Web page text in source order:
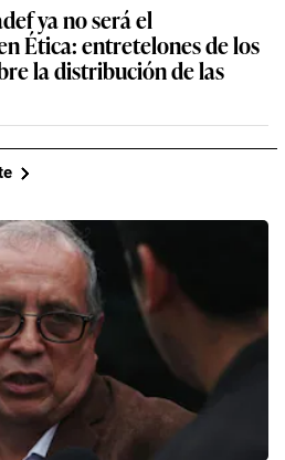
ya no será el
Ética: entretelones de los
la distribución de las